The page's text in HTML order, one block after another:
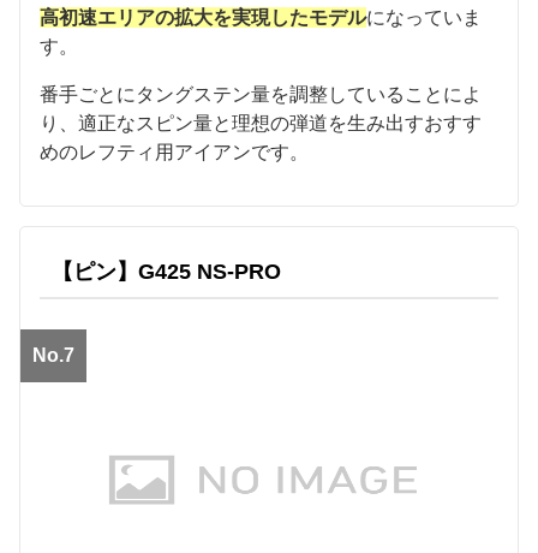
高初速エリアの拡大を実現したモデルになっていま
す。
番手ごとにタングステン量を調整していることによ
り、適正なスピン量と理想の弾道を生み出すおすす
めのレフティ用アイアンです。
【ピン】G425 NS-PRO
No.7